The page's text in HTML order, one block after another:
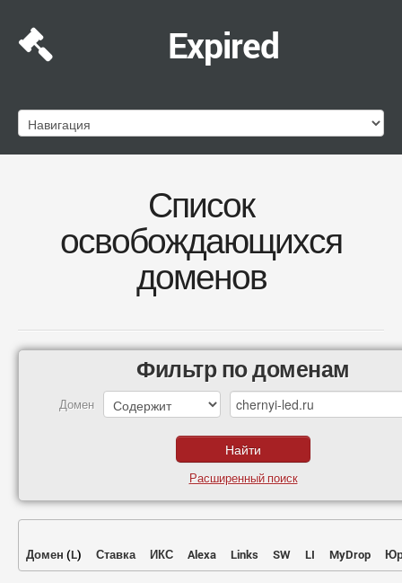
Expired
Список
освобождающихся
доменов
Фильтр по доменам
Домен
Расширенный поиск
Домен (L) Ставка ИКС Alexa Links SW LI MyDrop